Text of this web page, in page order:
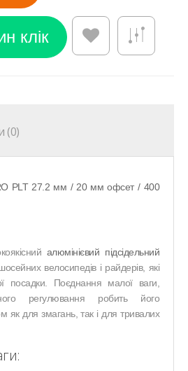
(0)
PLT 27.2 мм / 20 мм офсет / 400
алюмінієвий підсідельний
велосипедів і райдерів, які
посадки. Поєднання малої ваги,
регулювання робить його
як для змагань, так і для тривалих